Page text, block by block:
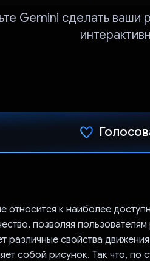
Gemini сделать ваши
относится к наиболее
позволяя пользователям
различные свойства
собой рисунок. Так что, по